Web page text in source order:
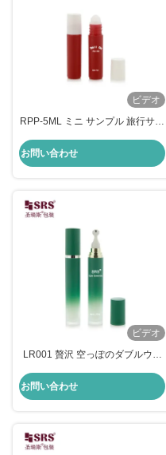
ビデオ
RPP-5ML ミニ サンプル 旅行サイ
カスタマイズされた色 アクネ治療
用ジェル
お問い合わせ
ビデオ
LR001 贅沢 空っぽのダブルウォ
ボトル用
お問い合わせ